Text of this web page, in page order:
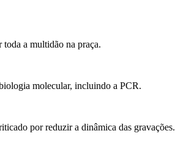
a multidão na praça.
molecular, incluindo a PCR.
por reduzir a dinâmica das gravações.